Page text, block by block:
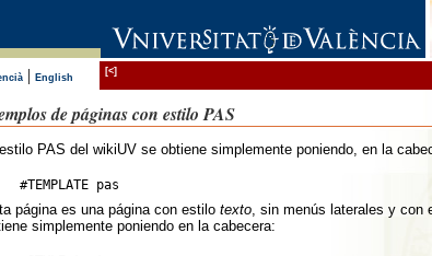
| English
[<]
de páginas con estilo PAS
PAS del wikiUV se obtiene simplemente poniendo, en la
página es una página con estilo texto, sin menús laterales y con
simplemente poniendo en la cabecera: